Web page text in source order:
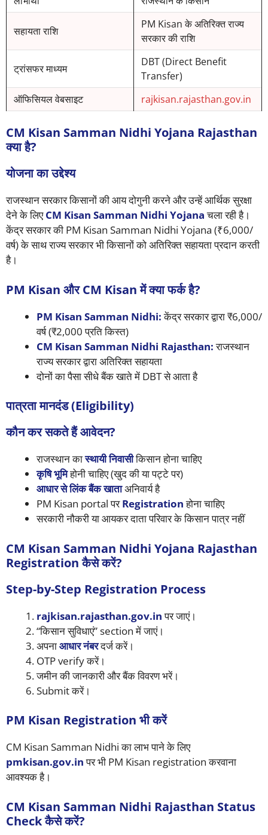
सहायता राशि
PM Kisan के अतिरिक्त राज्य
सरकार की राशि
ट्रांसफर माध्यम
DBT (Direct Benefit
Transfer)
ऑफिसियल वेबसाइट
rajkisan.rajasthan.gov.in
CM Kisan Samman Nidhi Yojana Rajasthan
क्या है?
योजना का उद्देश्य
राजस्थान सरकार किसानों की आय दोगुनी करने और उन्हें आर्थिक सुरक्षा
देने के लिएCM Kisan Samman Nidhi Yojanaचला रही है।
केंद्र सरकार की PM Kisan Samman Nidhi Yojana (₹6,000/
वर्ष) के साथ राज्य सरकार भी किसानों को अतिरिक्त सहायता प्रदान करती
है।
PM Kisan और CM Kisan में क्या फर्क है?
PM Kisan Samman Nidhi:केंद्र सरकार द्वारा ₹6,000/
वर्ष (₹2,000 प्रति किस्त)
CM Kisan Samman Nidhi Rajasthan:राजस्थान
राज्य सरकार द्वारा अतिरिक्त सहायता
दोनों का पैसा सीधे बैंक खाते में DBT से आता है
पात्रता मानदंड (Eligibility)
कौन कर सकते हैं आवेदन?
राजस्थान कास्थायी निवासीकिसान होना चाहिए
कृषि भूमिहोनी चाहिए (खुद की या पट्टे पर)
आधार से लिंक बैंक खाताअनिवार्य है
PM Kisan portal परRegistrationहोना चाहिए
सरकारी नौकरी या आयकर दाता परिवार के किसान पात्र नहीं
CM Kisan Samman Nidhi Yojana Rajasthan
Registration कैसे करें?
Step-by-Step Registration Process
rajkisan.rajasthan.gov.inपर जाएं।
“किसान सुविधाएं” section में जाएं।
अपनाआधार नंबरदर्ज करें।
OTP verify करें।
जमीन की जानकारी और बैंक विवरण भरें।
Submit करें।
PM Kisan Registration भी करें
CM Kisan Samman Nidhi का लाभ पाने के लिए
pmkisan.gov.inपर भी PM Kisan registration करवाना
आवश्यक है।
CM Kisan Samman Nidhi Rajasthan Status
Check कैसे करें?